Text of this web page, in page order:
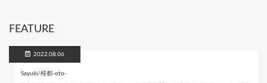
FEATURE
2022.08.06
Sayuki/桜都-oto-